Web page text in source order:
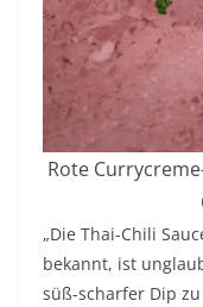
Rote
„Die Thai-Chili
bekannt, ist
süß-scharfer Dip